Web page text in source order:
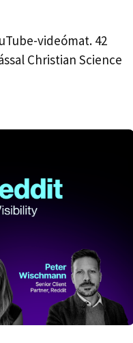
videómat. 42
Christian Science